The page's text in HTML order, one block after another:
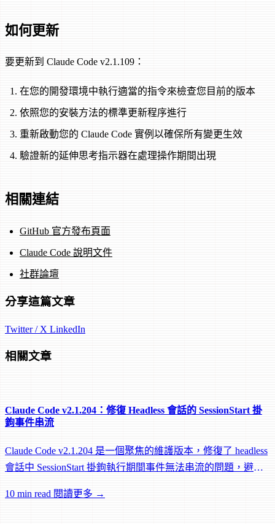
如何更新
要更新到 Claude Code v2.1.109：
在您的開發環境中執行適當的指令來檢查您目前的版本
依照您的安裝方法的標準更新程序進行
重新啟動您的 Claude Code 實例以確保所有變更生效
驗證新的延伸思考指示器在處理操作期間出現
相關連結
GitHub 官方發布頁面
Claude Code 說明文件
社群論壇
分享這篇文章
Twitter / X LinkedIn
相關文章
Claude Code v2.1.204：修復 Headless 會話的 SessionStart 掛
鉤事件串流
Claude Code v2.1.204 是一個聚焦的維護版本，修復了 headless
會話中 SessionStart 掛鉤執行期間事件無法串流的問題，避免
10 min read 閱讀更多 →